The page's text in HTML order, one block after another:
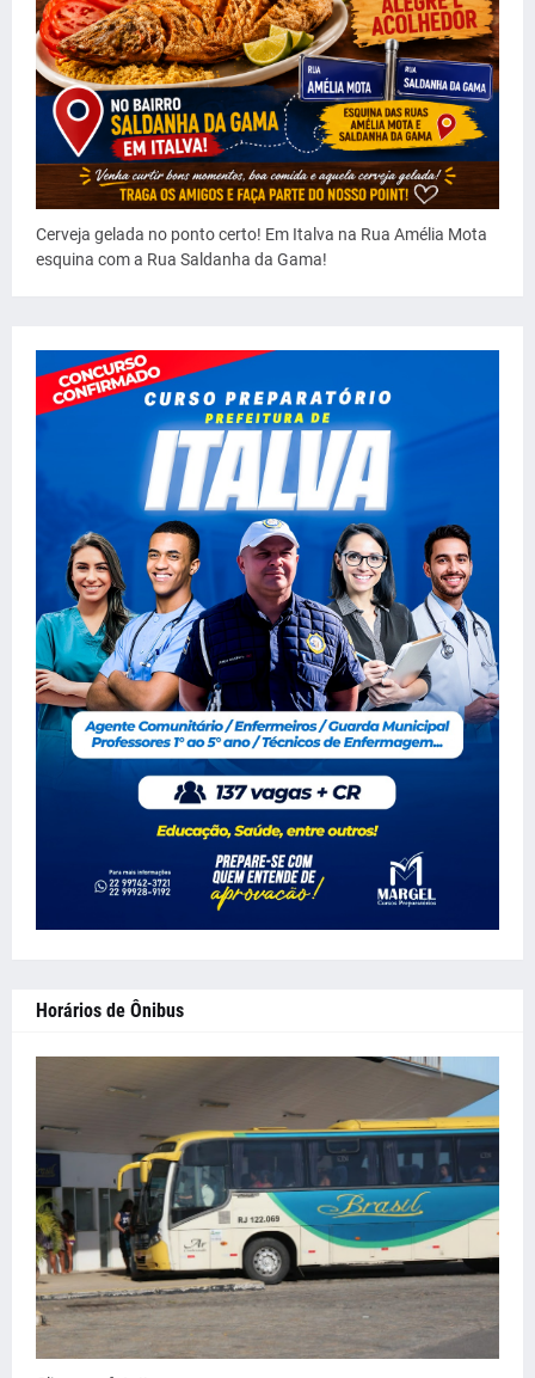
Cerveja gelada no ponto certo! Em Italva na Rua Amélia Mota
esquina com a Rua Saldanha da Gama!
Horários de Ônibus